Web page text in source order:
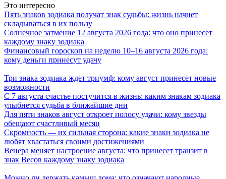
Это интересно
Пять знаков зодиака получат знак судьбы: жизнь начнет
складываться в их пользу
Солнечное затмение 12 августа 2026 года: что оно принесет
каждому знаку зодиака
Финансовый гороскоп на неделю 10–16 августа 2026 года:
кому деньги принесут удачу
Три знака зодиака ждет триумф: кому август принесет новые
возможности
С 7 августа счастье постучится в жизнь: каким знакам зодиака
улыбнется судьба в ближайшие дни
Для пяти знаков август откроет полосу удачи: кому звезды
обещают счастливый месяц
Скромность — их сильная сторона: какие знаки зодиака не
любят хвастаться своими достижениями
Венера меняет настроение августа: что принесет транзит в
знак Весов каждому знаку зодиака